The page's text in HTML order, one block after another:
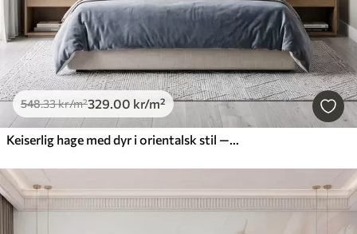
548.33kr/m²329.00 kr/m²
Keiserlig hage med dyr i orientalsk stil — ape, leopard, tiger, påfugl og hegre